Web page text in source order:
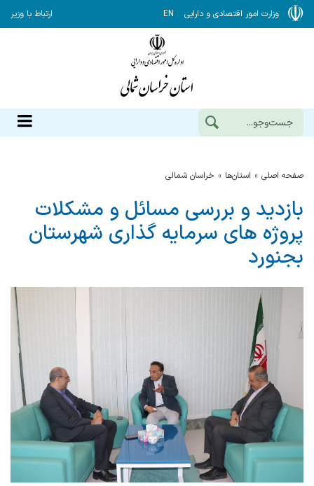
وزارت امور اقتصادی و دارایی EN ارتباط با وزیر
صفحه اصلی استان‌ها خراسان شمالي
بازدید و بررسی مسائل و مشکلات
پروژه های سرمایه گذاری شهرستان
بجنورد